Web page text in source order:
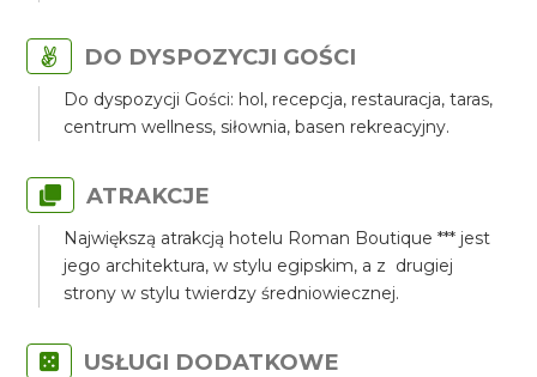
DO DYSPOZYCJI GOŚCI
Do dyspozycji Gości: hol, recepcja, restauracja, taras,
centrum wellness, siłownia, basen rekreacyjny.
ATRAKCJE
Największą atrakcją hotelu Roman Boutique *** jest
jego architektura, w stylu egipskim, a z drugiej
strony w stylu twierdzy średniowiecznej.
USŁUGI DODATKOWE